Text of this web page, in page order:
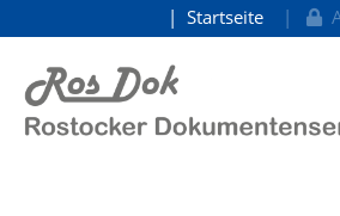
zum Inhalt
Startseite